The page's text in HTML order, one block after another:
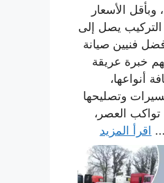
وبأقل الأسعار
يصل إلى
فنيين صيانة
خبرة عريقة
أنواعها،
وتصليحها
تواكب العصر،
اقرأ المزيد